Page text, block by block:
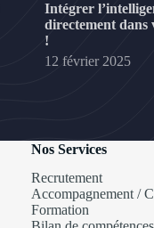
Intégrer
directement dans
!
12 février 2025
Nos Services
Recrutement
Accompagnement /
Formation